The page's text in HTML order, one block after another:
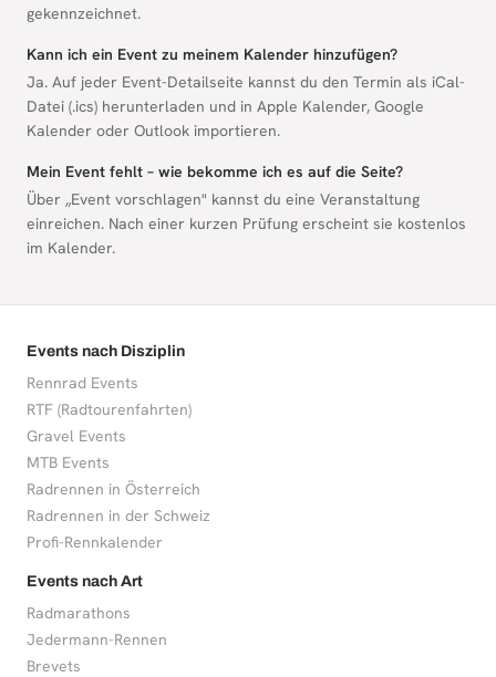
gekennzeichnet.
Kann ich ein Event zu meinem Kalender hinzufügen?
Ja. Auf jeder Event-Detailseite kannst du den Termin als iCal-
Datei (.ics) herunterladen und in Apple Kalender, Google
Kalender oder Outlook importieren.
Mein Event fehlt – wie bekomme ich es auf die Seite?
Über „Event vorschlagen" kannst du eine Veranstaltung
einreichen. Nach einer kurzen Prüfung erscheint sie kostenlos
im Kalender.
Events nach Disziplin
Rennrad Events
RTF (Radtourenfahrten)
Gravel Events
MTB Events
Radrennen in Österreich
Radrennen in der Schweiz
Profi-Rennkalender
Events nach Art
Radmarathons
Jedermann-Rennen
Brevets